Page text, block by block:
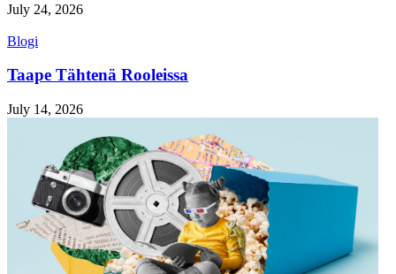
July 24, 2026
Blogi
Taape Tähtenä Rooleissa
July 14, 2026